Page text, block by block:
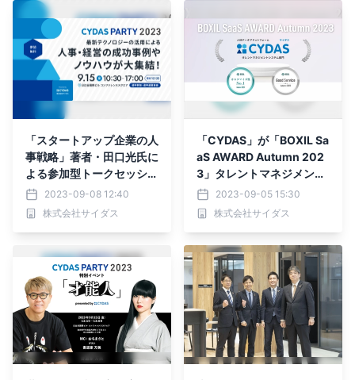
「スタートアップ企業の人
事戦略」著者・田口光氏に
よる参加型トークセッショ
ン開催決定！ 9/15開催CY
DAS PARTY追加情報を公
開
2023-09-08 12:40
株式会社サイダス
「CYDAS」が「BOXIL Sa
aS AWARD Autumn 202
3」タレントマネジメント
システム部門で「Good S
ervice」「カスタマイズ性
No.1」に選出
2023-09-05 15:30
株式会社サイダス